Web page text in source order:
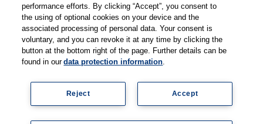
关注微博
关注微信
有关Thieme图书翻译及版权业务，请联系：rights@thieme.de
| Thieme-Connect |
© Copyright 2025, 德国蒂墨出版集团（Thieme Publishers）版权
performance efforts. By clicking “Accept”, you consent to
the using of optional cookies on your device and the
associated processing of personal data. Your consent is
voluntary, and you can revoke it at any time by clicking the
button at the bottom right of the page. Further details can be
found in ourdata protection information.
Accept
Reject